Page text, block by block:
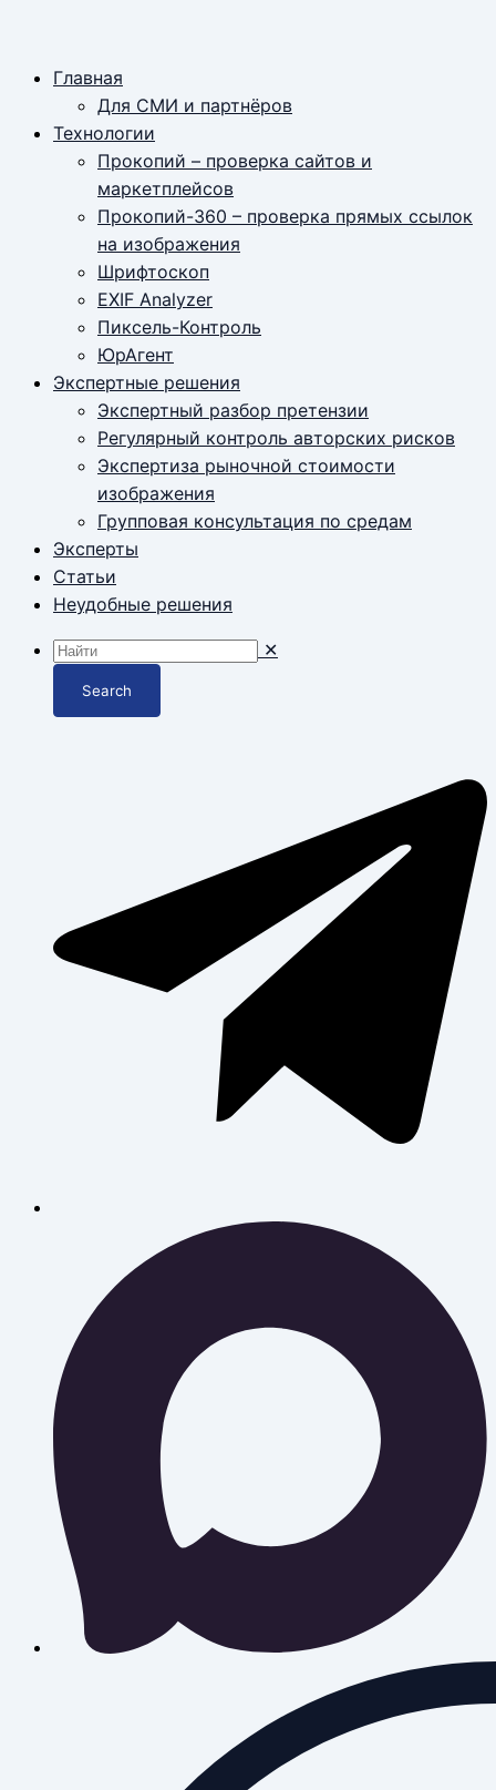
Главная
Для СМИ и партнёров
Технологии
Прокопий – проверка сайтов и
маркетплейсов
Прокопий-360 – проверка прямых ссылок
на изображения
Шрифтоскоп
EXIF Analyzer
Пиксель-Контроль
ЮрАгент
Экспертные решения
Экспертный разбор претензии
Регулярный контроль авторских рисков
Экспертиза рыночной стоимости
изображения
Групповая консультация по средам
Эксперты
Статьи
Неудобные решения
✕